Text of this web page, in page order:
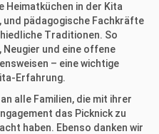
Heimatküchen in der Kita
und pädagogische Fachkräfte
Traditionen. So
und eine offene
– eine wichtige
Erfahrung.
alle Familien, die mit ihrer
das Picknick zu
haben. Ebenso danken wir